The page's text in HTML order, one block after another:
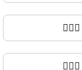
💁🏽‍♂️
💁🏽‍♂